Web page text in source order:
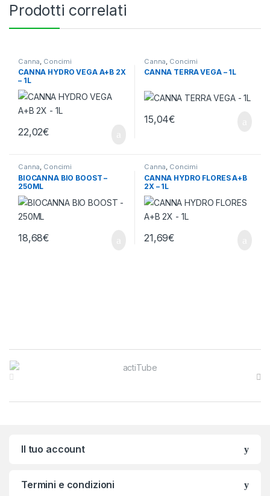
Prodotti correlati
Canna Concimi
CANNA HYDRO VEGA A+B 2X
– 1L
22,02€
Canna Concimi
CANNA TERRA VEGA – 1L
15,04€
Canna, Concimi
BIOCANNA BIO BOOST –
250ML
18,68€
Canna, Concimi
CANNA HYDRO FLORES A+B
2X – 1L
21,69€
Brands Carousel
Il tuo account
Termini e condizioni